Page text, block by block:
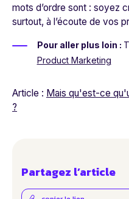
mots d’ordre sont : soyez
surtout, à l’écoute de vos
Pour aller plus loin :
Product Marketing
Article : Mais qu'est-ce
?
Partagez l’article